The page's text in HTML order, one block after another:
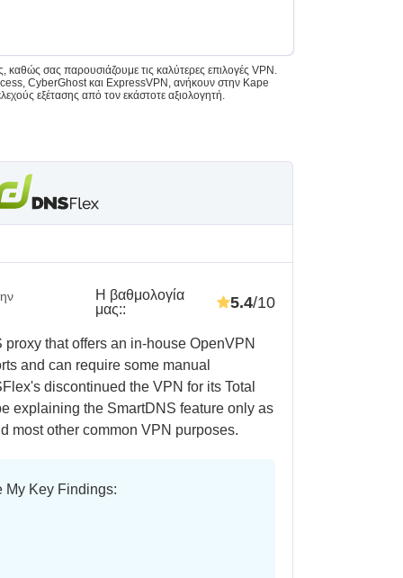
καθώς σας παρουσιάζουμε τις καλύτερες επιλογές VPN.
CyberGhost και ExpressVPN, ανήκουν στην Kape
εξέτασης από τον εκάστοτε αξιολογητή.
Η βαθμολογία
μας:: 5.4/10
that offers an in-house OpenVPN
and can require some manual
discontinued the VPN for its Total
explaining the SmartDNS feature only as
most other common VPN purposes.
My Key Findings: